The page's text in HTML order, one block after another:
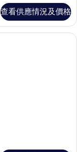
查看供應情況及價格